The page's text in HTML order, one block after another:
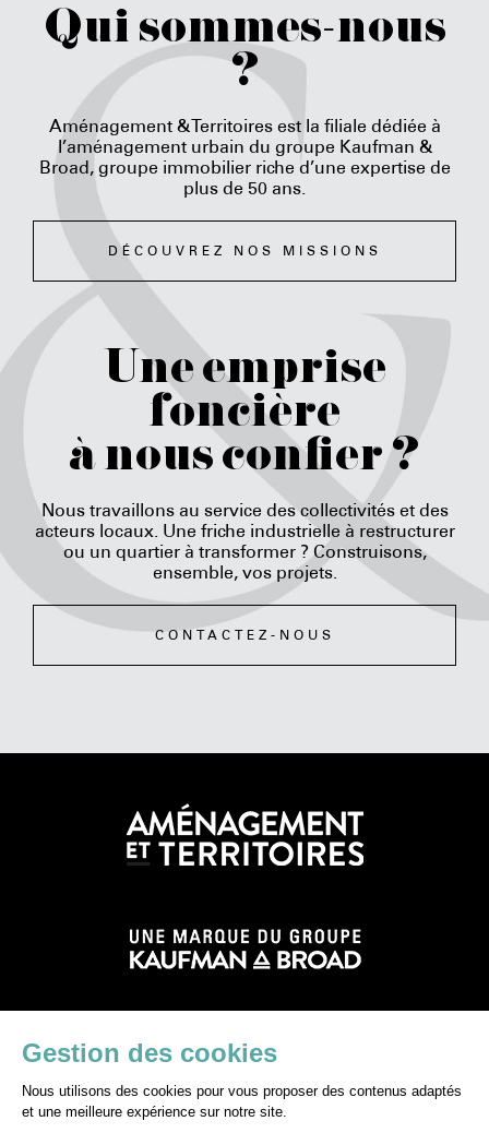
Qui sommes-nous
?
Aménagement & Territoires est la filiale dédiée à
l’aménagement urbain du groupe Kaufman &
Broad, groupe immobilier riche d’une expertise de
plus de 50 ans.
DÉCOUVREZ NOS MISSIONS
Une emprise
foncière
à nous confier ?
Nous travaillons au service des collectivités et des
acteurs locaux. Une friche industrielle à restructurer
ou un quartier à transformer ? Construisons,
ensemble, vos projets.
CONTACTEZ-NOUS
©Aménagement&Territoires
Gestion des cookies
Nous utilisons des cookies pour vous proposer des contenus adaptés
et une meilleure expérience sur notre site.